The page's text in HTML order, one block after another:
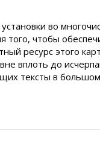
во
чтобы
ресурс этого
вплоть до
тексты в